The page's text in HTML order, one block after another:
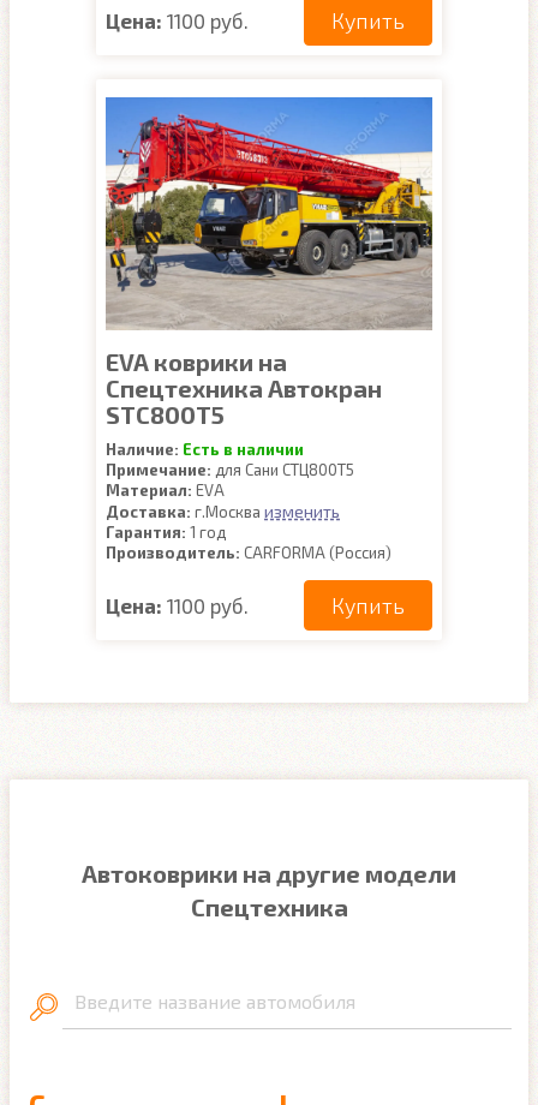
Цена: 1100 руб. Купить
EVA коврики на
Спецтехника Автокран
STC800T5
Наличие: Есть в наличии
Примечание: для Сани СТЦ800Т5
Материал: EVA
Доставка: г.Москва изменить
Гарантия: 1 год
Производитель: CARFORMA (Россия)
Цена: 1100 руб. Купить
Автоковрики на другие модели
Спецтехника
Введите название автомобиля